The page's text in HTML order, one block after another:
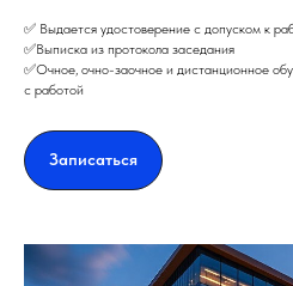
✅ Выдается удостоверение с допуском к
✅Выписка из протокола заседания
✅Очное, очно-заочное и дистанционное
с работой
Записаться